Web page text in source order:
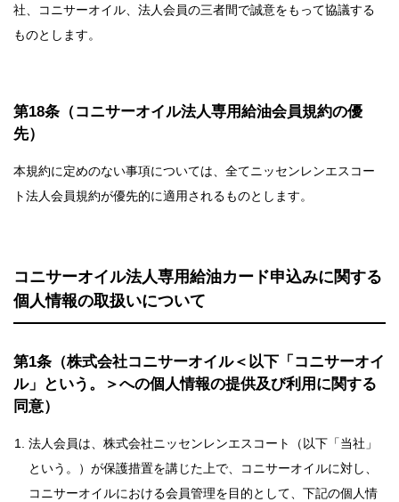
社、コニサーオイル、法人会員の三者間で誠意をもって協議する
ものとします。
第18条（コニサーオイル法人専用給油会員規約の優
先）
本規約に定めのない事項については、全てニッセンレンエスコー
ト法人会員規約が優先的に適用されるものとします。
コニサーオイル法人専用給油カード申込みに関する
個人情報の取扱いについて
第1条（株式会社コニサーオイル＜以下「コニサーオイ
ル」という。＞への個人情報の提供及び利用に関する
同意）
法人会員は、株式会社ニッセンレンエスコート（以下「当社」
という。）が保護措置を講じた上で、コニサーオイルに対し、
コニサーオイルにおける会員管理を目的として、下記の個人情